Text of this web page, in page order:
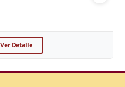
Ver Detalle